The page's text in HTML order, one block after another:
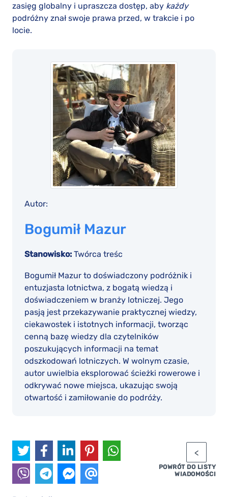
zasięg globalny i upraszcza dostęp, aby każdy
podróżny znał swoje prawa przed, w trakcie i po
locie.
Autor:
Bogumił Mazur
Stanowisko: Twórca treśc
Bogumił Mazur to doświadczony podróżnik i
entuzjasta lotnictwa, z bogatą wiedzą i
doświadczeniem w branży lotniczej. Jego
pasją jest przekazywanie praktycznej wiedzy,
ciekawostek i istotnych informacji, tworząc
cenną bazę wiedzy dla czytelników
poszukujących informacji na temat
odszkodowań lotniczych. W wolnym czasie,
autor uwielbia eksplorować ścieżki rowerowe i
odkrywać nowe miejsca, ukazując swoją
otwartość i zamiłowanie do podróży.
POWRÓT DO LISTY
WIADOMOŚCI